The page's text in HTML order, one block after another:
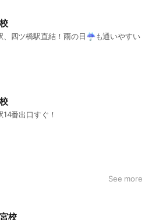
、四ツ橋駅直結！雨の日☔も通いやすい
14番出口すぐ！
See more
校